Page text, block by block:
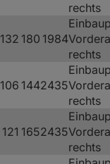
rechts
132 180 1984
rechts
106 1442435
rechts
121 1652435
rechts